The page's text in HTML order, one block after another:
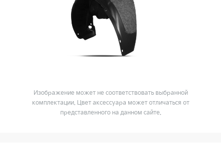
Изображение может не соответствовать выбранной
комплектации. Цвет аксессуара может отличаться от
представленного на данном сайте.